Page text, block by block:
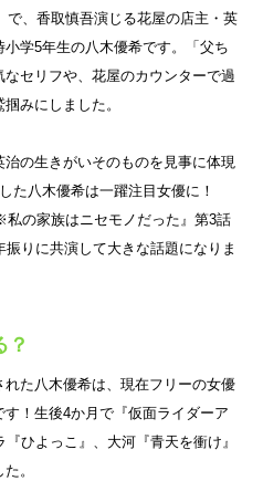
で、香取慎吾演じる花屋の店主・英
学5年生の八木優希です。「父ち
セリフや、花屋のカウンターで過
みにしました。
の生きがいそのものを見事に体現
た八木優希は一躍注目女優に！
の家族はニセモノだった』第3話
りに共演して大きな話題になりま
？
れた八木優希は、現在フリーの女優
！生後4か月で『仮面ライダーア
ひよっこ』、大河『青天を衝け』
。